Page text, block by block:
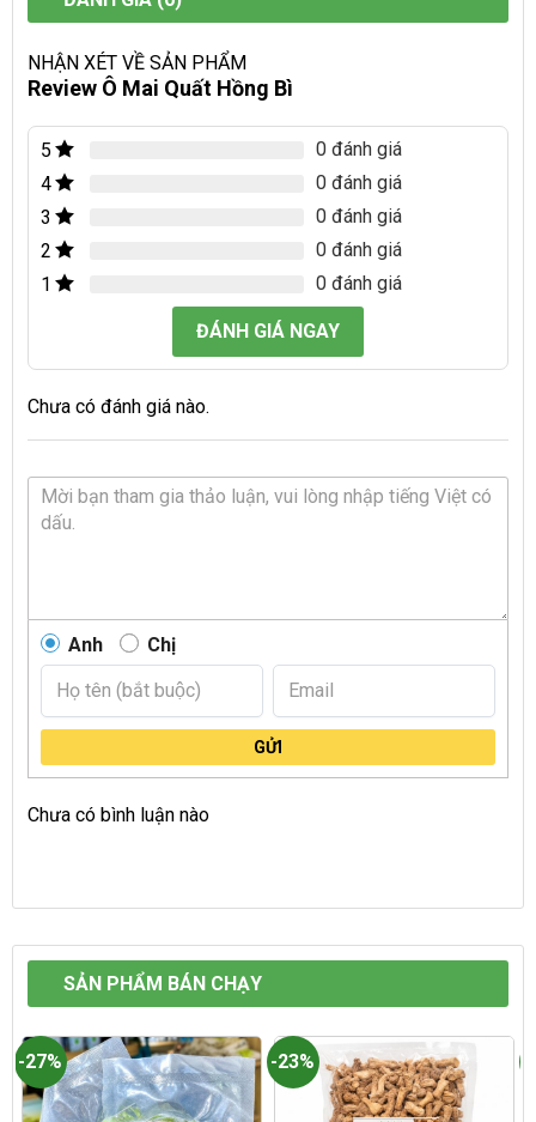
NHẬN XÉT VỀ SẢN PHẨM
Review Ô Mai Quất Hồng Bì
5
0 đánh giá
4
0 đánh giá
3
0 đánh giá
2
0 đánh giá
1
0 đánh giá
ĐÁNH GIÁ NGAY
Chưa có đánh giá nào.
Anh Chị
GỬI
Chưa có bình luận nào
SẢN PHẨM BÁN CHẠY
-27% -23%